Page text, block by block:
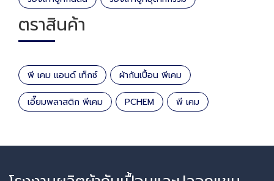
ตราสินค้า
พี เคม แอนด์ เท็กซ์ ผ้ากันเปื้อน พีเคม
เอี๊ยมพลาสติก พีเคม PCHEM พี เคม